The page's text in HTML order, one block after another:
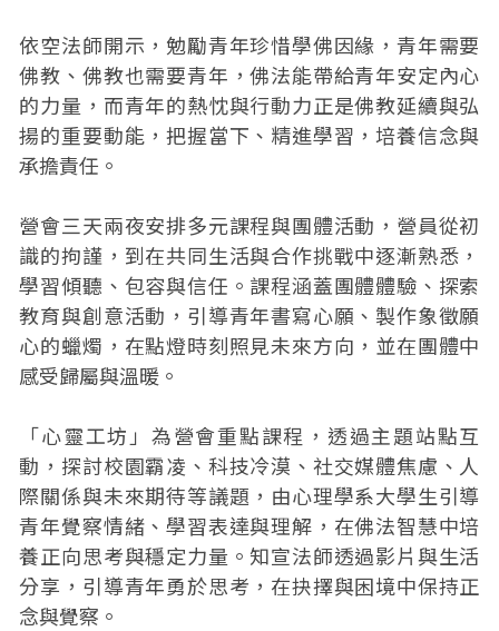
依空法師開示，勉勵青年珍惜學佛因緣，青年需要
佛教、佛教也需要青年，佛法能帶給青年安定內心
的力量，而青年的熱忱與行動力正是佛教延續與弘
揚的重要動能，把握當下、精進學習，培養信念與
承擔責任。
營會三天兩夜安排多元課程與團體活動，營員從初
識的拘謹，到在共同生活與合作挑戰中逐漸熟悉，
學習傾聽、包容與信任。課程涵蓋團體體驗、探索
教育與創意活動，引導青年書寫心願、製作象徵願
心的蠟燭，在點燈時刻照見未來方向，並在團體中
感受歸屬與溫暖。
「心靈工坊」為營會重點課程，透過主題站點互
動，探討校園霸凌、科技冷漠、社交媒體焦慮、人
際關係與未來期待等議題，由心理學系大學生引導
青年覺察情緒、學習表達與理解，在佛法智慧中培
養正向思考與穩定力量。知宣法師透過影片與生活
分享，引導青年勇於思考，在抉擇與困境中保持正
念與覺察。